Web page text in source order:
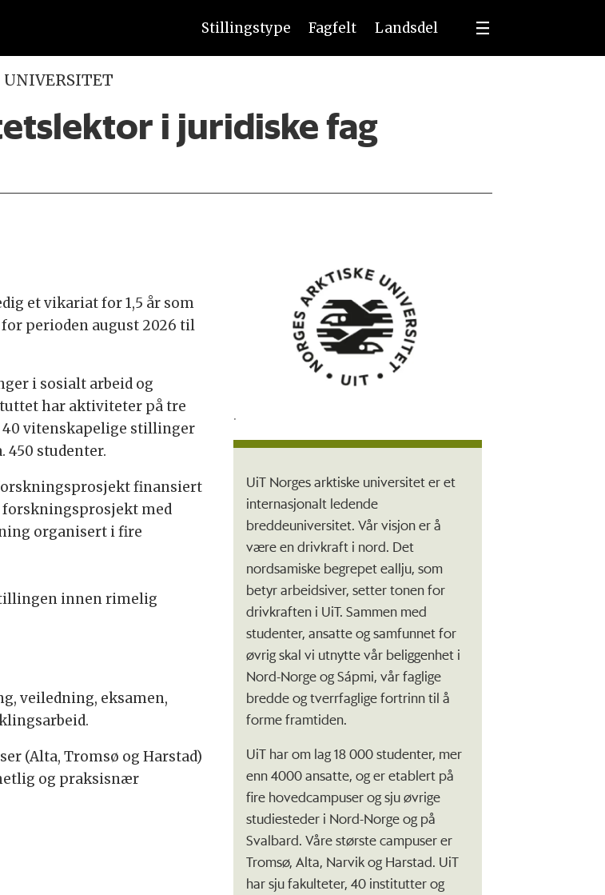
Stillingstype Fagfelt Landsdel
i juridiske fag
.
UiT Norges arktiske universitet er et
internasjonalt ledende
breddeuniversitet. Vår visjon er å
være en drivkraft i nord. Det
nordsamiske begrepet eallju, som
betyr arbeidsiver, setter tonen for
drivkraften i UiT. Sammen med
studenter, ansatte og samfunnet for
øvrig skal vi utnytte vår beliggenhet i
Nord-Norge og Sápmi, vår faglige
bredde og tverrfaglige fortrinn til å
forme framtiden.
UiT har om lag 18 000 studenter, mer
enn 4000 ansatte, og er etablert på
fire hovedcampuser og sju øvrige
studiesteder i Nord-Norge og på
Svalbard. Våre største campuser er
Tromsø, Alta, Narvik og Harstad. UiT
har sju fakulteter, 40 institutter og
et vikariat for 1,5 år som
perioden august 2026 til
i sosialt arbeid og
har aktiviteter på tre
40 vitenskapelige stillinger
450 studenter.
finansiert
forskningsprosjekt med
organisert i fire
innen rimelig
veiledning, eksamen,
(Alta, Tromsø og Harstad)
og praksisnær